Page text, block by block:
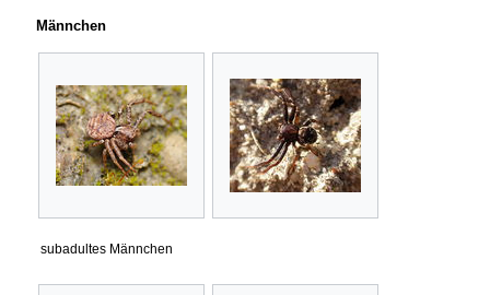
Männchen
subadultes Männchen